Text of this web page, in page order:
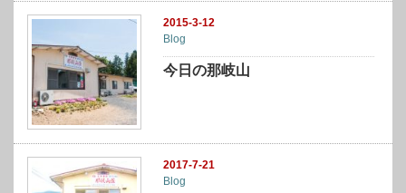
2015-3-12
Blog
今日の那岐山
2017-7-21
Blog